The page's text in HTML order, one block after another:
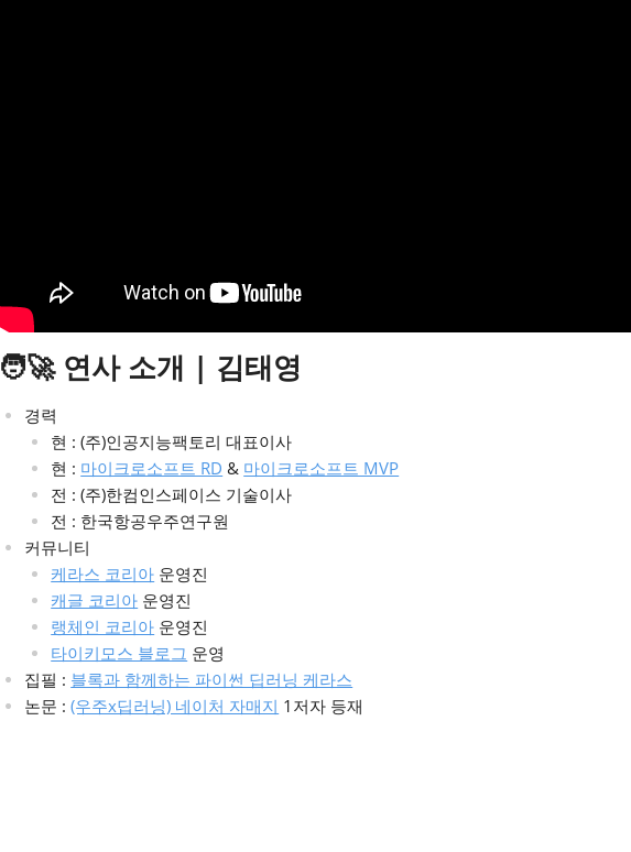
🧑‍🚀 연사 소개 | 김태영
경력
현 : (주)인공지능팩토리 대표이사
현 : 마이크로소프트 RD & 마이크로소프트 MVP
전 : (주)한컴인스페이스 기술이사
전 : 한국항공우주연구원
커뮤니티
케라스 코리아 운영진
캐글 코리아 운영진
랭체인 코리아 운영진
타이키모스 블로그 운영
집필 : 블록과 함께하는 파이썬 딥러닝 케라스
논문 :(우주x딥러닝) 네이처 자매지 1저자 등재